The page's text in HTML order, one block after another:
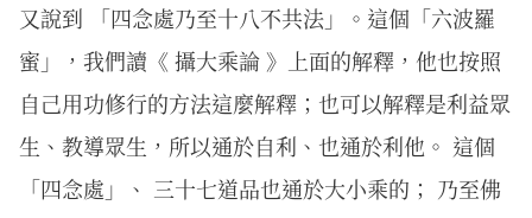
又說到 「四念處乃至十八不共法」。這個「六波羅
蜜」，我們讀《 攝大乘論 》上面的解釋，他也按照
自己用功修行的方法這麼解釋；也可以解釋是利益眾
生、教導眾生，所以通於自利、也通於利他。 這個
「四念處」、 三十七道品也通於大小乘的； 乃至佛